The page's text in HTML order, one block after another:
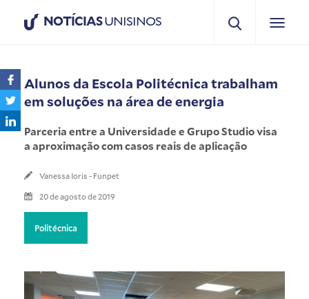
NOTÍCIASUNISINOS
Alunos da Escola Politécnica trabalham
em soluções na área de energia
Parceria entre a Universidade e Grupo Studio visa
a aproximação com casos reais de aplicação
Vanessa Ioris - Funpet
20 de agosto de 2019
Politécnica